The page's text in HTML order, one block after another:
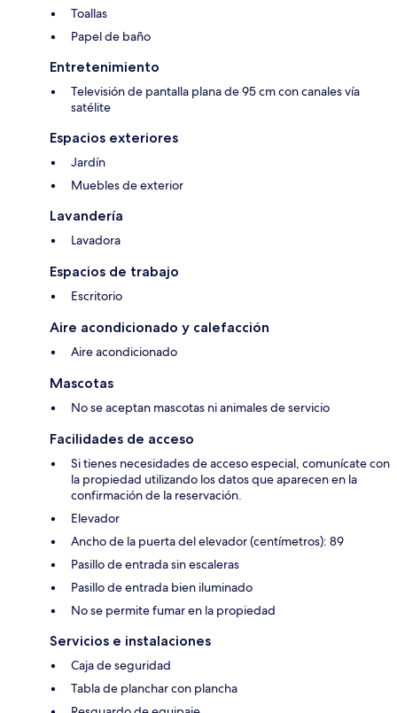
Toallas
Papel de baño
Entretenimiento
Televisión de pantalla plana de 95 cm con canales vía
satélite
Espacios exteriores
Jardín
Muebles de exterior
Lavandería
Lavadora
Espacios de trabajo
Escritorio
Aire acondicionado y calefacción
Aire acondicionado
Mascotas
No se aceptan mascotas ni animales de servicio
Facilidades de acceso
Si tienes necesidades de acceso especial, comunícate con
la propiedad utilizando los datos que aparecen en la
confirmación de la reservación.
Elevador
Ancho de la puerta del elevador (centímetros): 89
Pasillo de entrada sin escaleras
Pasillo de entrada bien iluminado
No se permite fumar en la propiedad
Servicios e instalaciones
Caja de seguridad
Tabla de planchar con plancha